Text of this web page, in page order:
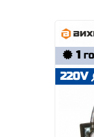
1
220V